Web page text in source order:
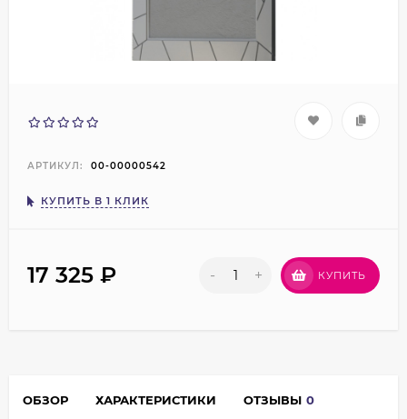
АРТИКУЛ: 00-00000542
КУПИТЬ В 1 КЛИК
17 325 ₽ - + КУПИТЬ
ОБЗОР ХАРАКТЕРИСТИКИ ОТЗЫВЫ 0